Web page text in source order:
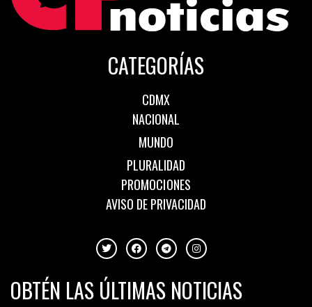
CATEGORÍAS
CDMX
NACIONAL
MUNDO
PLURALIDAD
PROMOCIONES
AVISO DE PRIVACIDAD
OBTÉN LAS ÚLTIMAS NOTICIAS